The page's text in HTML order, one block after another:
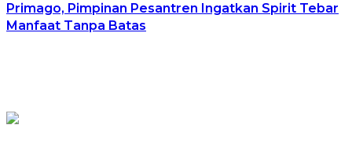
Primago, Pimpinan Pesantren Ingatkan Spirit Tebar
Manfaat Tanpa Batas